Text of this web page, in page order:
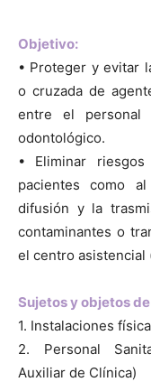
Objetivo:
• Proteger y evitar
o cruzada de
entre el personal
odontológico.
• Eliminar
pacientes como
difusión y la
contaminantes o
el centro asistencial
Sujetos y objetos
1. Instalaciones
2. Personal
Auxiliar de Clínica)